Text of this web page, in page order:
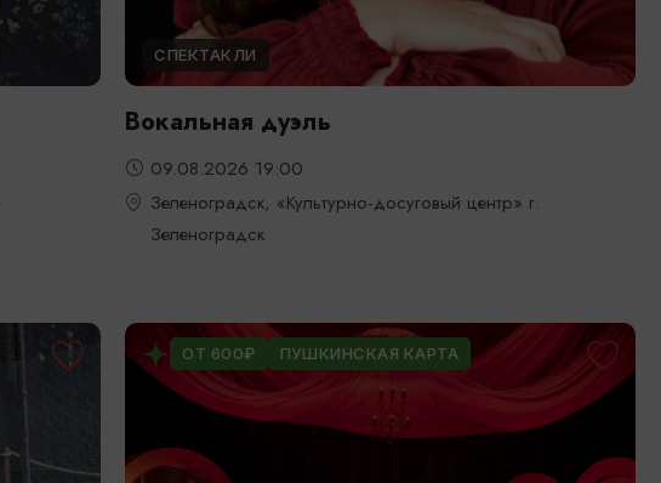
СПЕКТАКЛИ
Вокальная дуэль
09.08.2026 19:00
Зеленоградск, «Культурно-досуговый центр» г.
Зеленоградск
ОТ 600₽ ПУШКИНСКАЯ КАРТА